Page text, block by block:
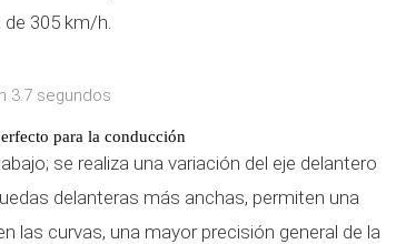
305 km/h.
3.7 segundos
para la conducción
se realiza una variación del eje delantero
delanteras más anchas, permiten una
las curvas, una mayor precisión general de la